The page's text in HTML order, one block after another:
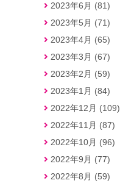
2023年6月 (81)
2023年5月 (71)
2023年4月 (65)
2023年3月 (67)
2023年2月 (59)
2023年1月 (84)
2022年12月 (109)
2022年11月 (87)
2022年10月 (96)
2022年9月 (77)
2022年8月 (59)